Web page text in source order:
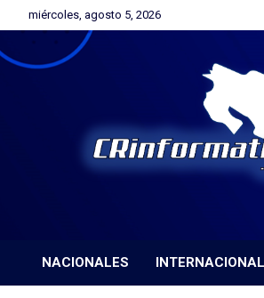
to
miércoles, agosto 5, 2026
NACIONALES